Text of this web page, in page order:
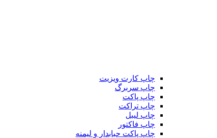
چاپ کارت ویزیت
چاپ سربرگ
چاپ پاکت
چاپ تراکت
چاپ لیبل
چاپ فاکتور
چاپ پاکت حبابدار و لیمنه